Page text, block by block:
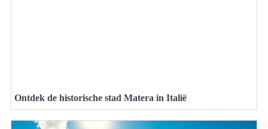
Ontdek de historische stad Matera in Italië